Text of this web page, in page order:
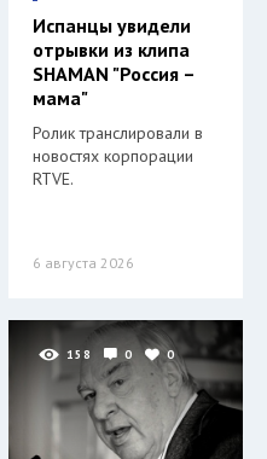
Испанцы увидели
отрывки из клипа
SHAMAN "Россия –
мама"
Ролик транслировали в
новостях корпорации
RTVE.
6 августа 2026
158 0 0